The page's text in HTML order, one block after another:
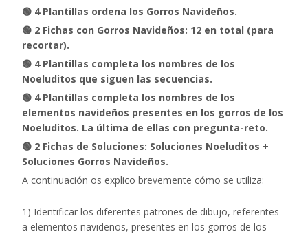
🟢 4 Plantillas ordena los Gorros Navideños.
🟢 2 Fichas con Gorros Navideños: 12 en total (para
recortar).
🟢 4 Plantillas completa los nombres de los
Noeluditos que siguen las secuencias.
🟢 4 Plantillas completa los nombres de los
elementos navideños presentes en los gorros de los
Noeluditos. La última de ellas con pregunta-reto.
🟢 2 Fichas de Soluciones: Soluciones Noeluditos +
Soluciones Gorros Navideños.
A continuación os explico brevemente cómo se utiliza:
1) Identificar los diferentes patrones de dibujo, referentes
a elementos navideños, presentes en los gorros de los